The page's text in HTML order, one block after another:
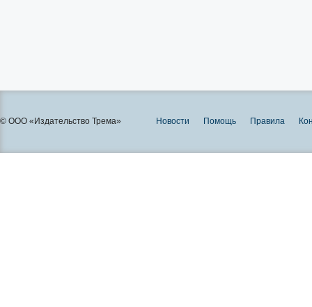
© ООО «Издательство Трема» Новости Помощь Правила